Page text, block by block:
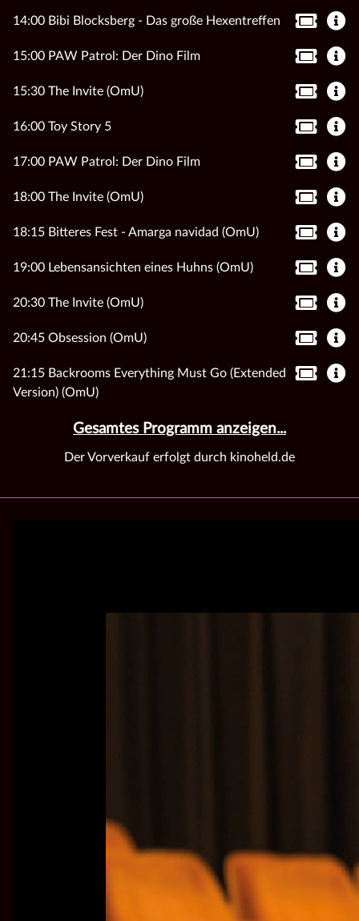
14:00 Bibi Blocksberg - Das große Hexentreffen
15:00 PAW Patrol: Der Dino Film
15:30 The Invite (OmU)
16:00 Toy Story 5
17:00 PAW Patrol: Der Dino Film
18:00 The Invite (OmU)
18:15 Bitteres Fest - Amarga navidad (OmU)
19:00 Lebensansichten eines Huhns (OmU)
20:30 The Invite (OmU)
20:45 Obsession (OmU)
21:15 Backrooms Everything Must Go (Extended
Version) (OmU)
Gesamtes Programm anzeigen...
Der Vorverkauf erfolgt durch kinoheld.de